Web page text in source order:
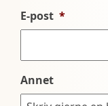
E-post *
Annet